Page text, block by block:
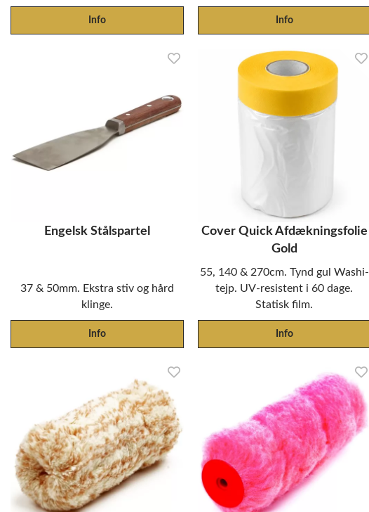
Info Info
Engelsk Stålspartel
37 & 50mm. Ekstra stiv og hård
klinge.
Info
Cover Quick Afdækningsfolie
Gold
55, 140 & 270cm. Tynd gul Washi-
tejp. UV-resistent i 60 dage.
Statisk film.
Info